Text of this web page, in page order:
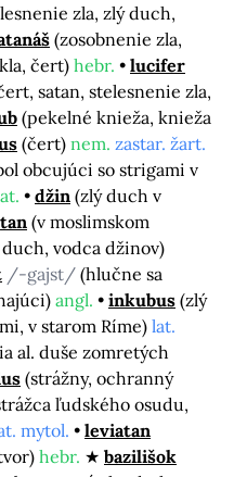
zla, zlý duch,
(zosobnenie zla,
čert) hebr.
lucifer
satan, stelesnenie zla,
(pekelné knieža, knieža
(čert) nem. zastar. žart.
obcujúci so strigami v
džin (zlý duch v
(v moslimskom
vodca džinov)
/-gajst/ (hlučne sa
angl. inkubus (zlý
v starom Ríme) lat.
al. duše zomretých
(strážny, ochranný
ľudského osudu,
mytol.
leviatan
hebr.
bazilišok